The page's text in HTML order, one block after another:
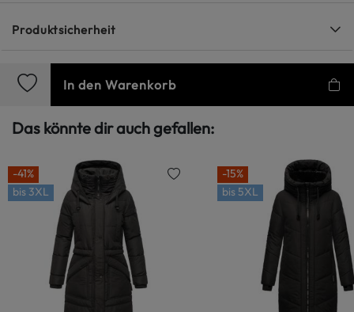
Produktsicherheit
In den Warenkorb
Das könnte dir auch gefallen:
-41%
bis 3XL
-15%
bis 5XL